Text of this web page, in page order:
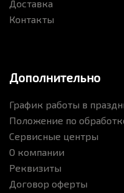
Доставка
Контакты
Дополнительно
График работы в
Положение по
Сервисные центры
О компании
Реквизиты
Договор оферты